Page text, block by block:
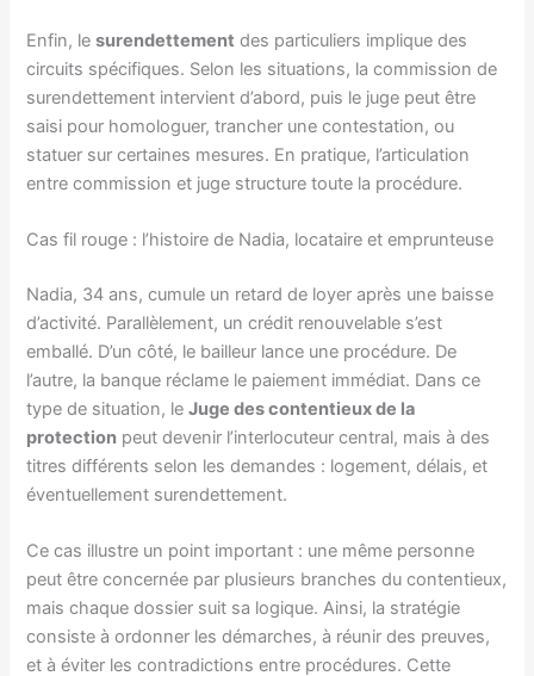
Enfin, lesurendettement des particuliers implique des
circuits spécifiques. Selon les situations, la commission de
surendettement intervient d’abord, puis le juge peut être
saisi pour homologuer, trancher une contestation, ou
statuer sur certaines mesures. En pratique, l’articulation
entre commission et juge structure toute la procédure.
Cas fil rouge : l’histoire de Nadia, locataire et emprunteuse
Nadia, 34 ans, cumule un retard de loyer après une baisse
d’activité. Parallèlement, un crédit renouvelable s’est
emballé. D’un côté, le bailleur lance une procédure. De
l’autre, la banque réclame le paiement immédiat. Dans ce
type de situation, leJuge des contentieux de la
protection peut devenir l’interlocuteur central, mais à des
titres différents selon les demandes : logement, délais, et
éventuellement surendettement.
Ce cas illustre un point important : une même personne
peut être concernée par plusieurs branches du contentieux,
mais chaque dossier suit sa logique. Ainsi, la stratégie
consiste à ordonner les démarches, à réunir des preuves,
et à éviter les contradictions entre procédures. Cette